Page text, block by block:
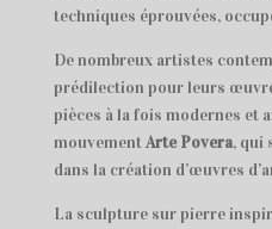
techniques éprouvées,
De nombreux artistes
prédilection pour leurs
pièces à la fois modernes et
mouvementArte Povera, qui
dans la création d’œuvres
La sculpture sur pierre